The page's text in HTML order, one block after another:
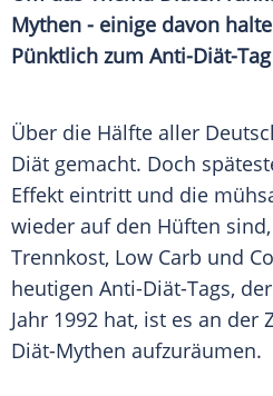
Mythen - einige davon
Pünktlich zum Anti-Diät-
Über die Hälfte aller
Diät gemacht. Doch
Effekt eintritt und die
wieder auf den Hüften
Trennkost, Low Carb und
heutigen Anti-Diät-Tags,
Jahr 1992 hat, ist es an der
Diät-Mythen aufzuräumen.